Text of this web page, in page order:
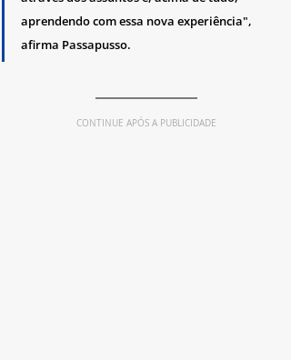
aprendendo com essa nova experiência",
afirma Passapusso.
CONTINUE APÓS A PUBLICIDADE